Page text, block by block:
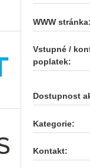
WWW
Vstupné /
poplatek:
Dostupnost
Kategorie:
Kontakt: